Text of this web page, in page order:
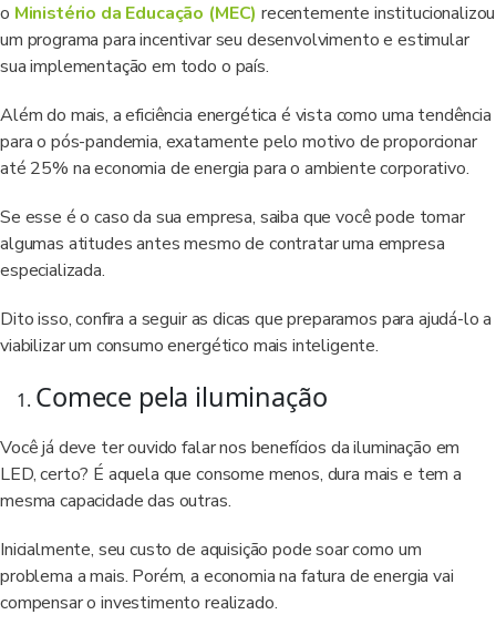
o Ministério da Educação (MEC) recentemente institucionalizou
um programa para incentivar seu desenvolvimento e estimular
sua implementação em todo o país.
Além do mais, a eficiência energética é vista como uma tendência
para o pós-pandemia, exatamente pelo motivo de proporcionar
até 25% na economia de energia para o ambiente corporativo.
Se esse é o caso da sua empresa, saiba que você pode tomar
algumas atitudes antes mesmo de contratar uma empresa
especializada.
Dito isso, confira a seguir as dicas que preparamos para ajudá-lo a
viabilizar um consumo energético mais inteligente.
Comece pela iluminação
Você já deve ter ouvido falar nos benefícios da iluminação em
LED, certo? É aquela que consome menos, dura mais e tem a
mesma capacidade das outras.
Inicialmente, seu custo de aquisição pode soar como um
problema a mais. Porém, a economia na fatura de energia vai
compensar o investimento realizado.